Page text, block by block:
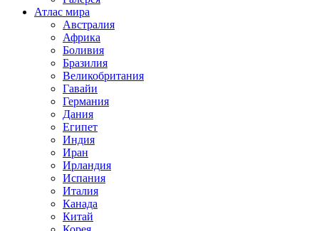
Атлас мира
Австралия
Африка
Боливия
Бразилия
Великобритания
Гавайи
Германия
Дания
Египет
Индия
Иран
Ирландия
Испания
Италия
Канада
Китай